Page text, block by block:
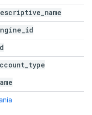
name
id
type